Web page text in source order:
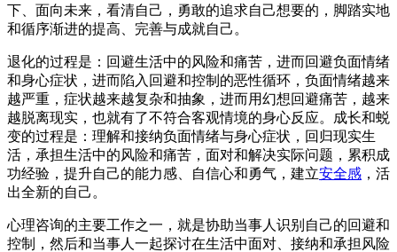
下、面向未来，看清自己，勇敢的追求自己想要的，脚踏实地
和循序渐进的提高、完善与成就自己。
退化的过程是：回避生活中的风险和痛苦，进而回避负面情绪
和身心症状，进而陷入回避和控制的恶性循环，负面情绪越来
越严重，症状越来越复杂和抽象，进而用幻想回避痛苦，越来
越脱离现实，也就有了不符合客观情境的身心反应。成长和蜕
变的过程是：理解和接纳负面情绪与身心症状，回归现实生
活，承担生活中的风险和痛苦，面对和解决实际问题，累积成
功经验，提升自己的能力感、自信心和勇气，建立安全感 ，活
出全新的自己。
心理咨询的主要工作之一，就是协助当事人识别自己的回避和
控制，然后和当事人一起探讨在生活中面对、接纳和承担风险